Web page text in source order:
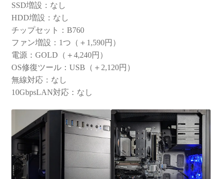
SSD増設：なし
HDD増設：なし
チップセット：B760
ファン増設：1つ（＋1,590円）
電源：GOLD（＋4,240円）
OS修復ツール：USB（＋2,120円）
無線対応：なし
10GbpsLAN対応：なし